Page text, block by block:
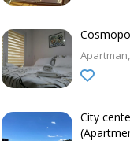
Apartman
City